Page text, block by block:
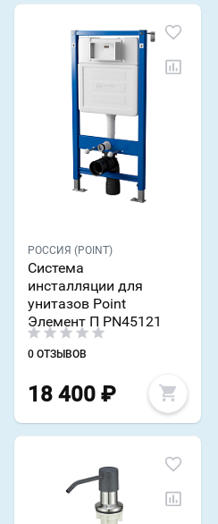
РОССИЯ (POINT)
Система
инсталляции для
унитазов Point
Элемент П PN45121
0 ОТЗЫВОВ
18 400 ₽